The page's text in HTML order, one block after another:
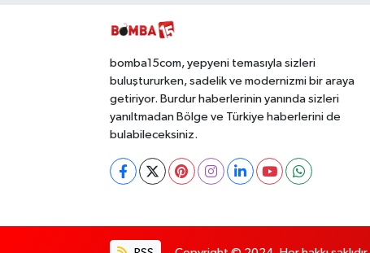
bomba15com, yepyeni temasıyla sizleri
buluştururken, sadelik ve modernizmi bir araya
getiriyor. Burdur haberlerinin yanında sizleri
yanıltmadan Bölge ve Türkiye haberlerini de
bulabileceksiniz.